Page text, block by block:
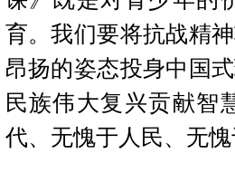
育。我们要将抗战精
昂扬的姿态投身中国
民族伟大复兴贡献智
代、无愧于人民、无